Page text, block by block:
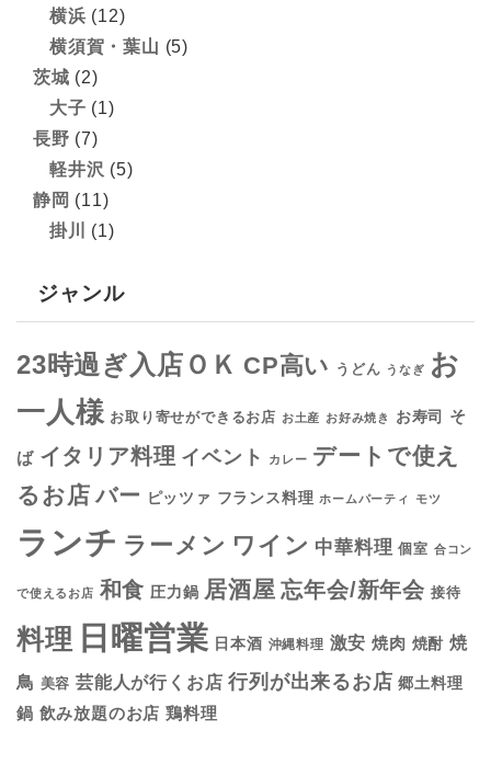
横浜 (12)
横須賀・葉山 (5)
茨城 (2)
大子 (1)
長野 (7)
軽井沢 (5)
静岡 (11)
掛川
(1)
ジャンル
23時過ぎ入店ＯＫ CP高い うどん うなぎ お
一人様 お取り寄せができるお店 お土産 お好み焼き お寿司 そ
ば イタリア料理 イベント カレー デートで使え
るお店 バー ピッツァ フランス料理 ホームパーティ モツ
ランチ ラーメン ワイン 中華料理 個室 合コン
で使えるお店 和食 圧力鍋 居酒屋 忘年会/新年会 接待
料理 日曜営業 日本酒 沖縄料理 激安 焼肉 焼酎 焼
鳥 美容 芸能人が行くお店 行列が出来るお店 郷土料理
鍋 飲み放題のお店 鶏料理